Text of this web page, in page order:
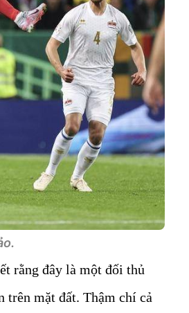
rằng đây là một đối thủ
mặt đất. Thậm chí cả